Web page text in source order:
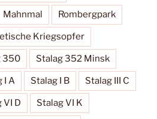
Mahnmal Rombergpark
Kriegsopfer
350 Stalag 352 Minsk
I A Stalag I B Stalag III C
VI D Stalag VI K